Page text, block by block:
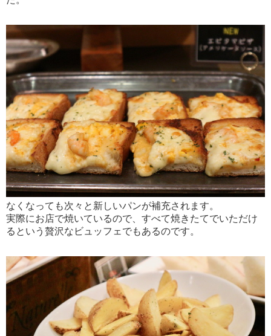
なくなっても次々と新しいパンが補充されます。
実際にお店で焼いているので、すべて焼きたてでいただけ
るという贅沢なビュッフェでもあるのです。